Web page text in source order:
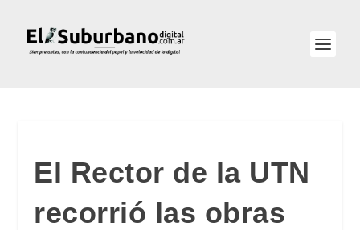
El Rector de la UTN
recorrió las obras